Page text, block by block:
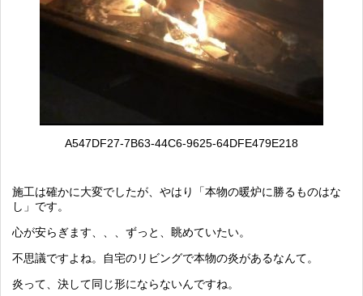
A547DF27-7B63-44C6-9625-64DFE479E218
施工は確かに大変でしたが、やはり「本物の暖炉に勝るものはな
し」です。
心が安らぎます、、、ずっと、眺めていたい。
不思議ですよね。自宅のリビングで本物の炎があるなんて。
炎って、決して同じ形にならないんですね。